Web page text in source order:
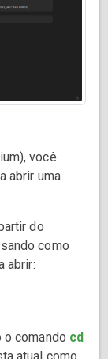
você
abrir uma
do
como
abrir:
o comando cd